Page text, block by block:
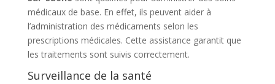
médicaux de base. En effet, ils peuvent aider à
l’administration des médicaments selon les
prescriptions médicales. Cette assistance garantit que
les traitements sont suivis correctement.
Surveillance de la santé